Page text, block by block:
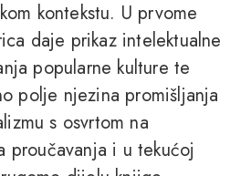
kontekstu. U prvome
daje prikaz intelektualne
popularne kulture te
polje njezina promišljanja
s osvrtom na
proučavanja i u tekućoj